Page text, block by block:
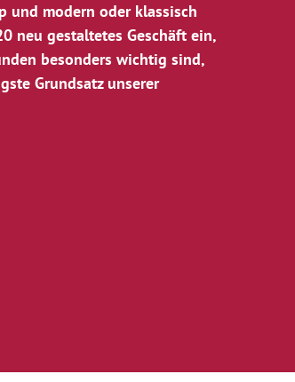
und modern oder klassisch
neu gestaltetes Geschäft ein,
besonders wichtig sind,
Grundsatz unserer